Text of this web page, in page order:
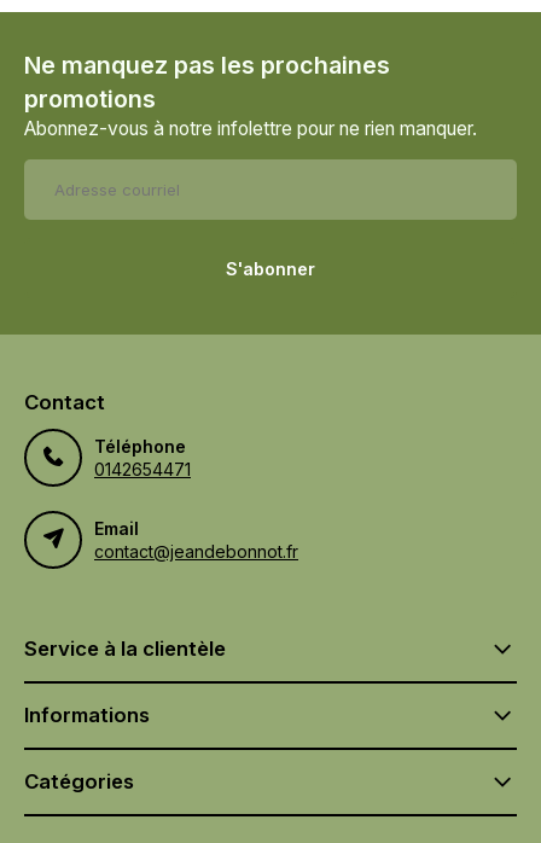
Ne manquez pas les prochaines
promotions
Abonnez-vous à notre infolettre pour ne rien manquer.
S'abonner
Contact
Téléphone
0142654471
Email
contact@jeandebonnot.fr
Service à la clientèle
Informations
Catégories